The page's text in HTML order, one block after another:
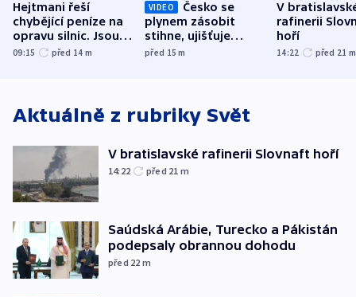
Hejtmani řeší
chybějící peníze na
opravu silnic. Jsou
nenárokové, namítá
09:15 před 14 m
VIDEO
Česko se
plynem zásobit
stihne, ujišťuje
expert. Snížení cen
před 15m
V
rafinerii
hoří
14:22 před 21 m
Aktuálně z rubriky Svět
V bratislavské rafinerii Slovnaft hoří
14:22 před 21 m
Saúdská Arábie, Turecko a Pákistán
podepsaly obrannou dohodu
před 22 m